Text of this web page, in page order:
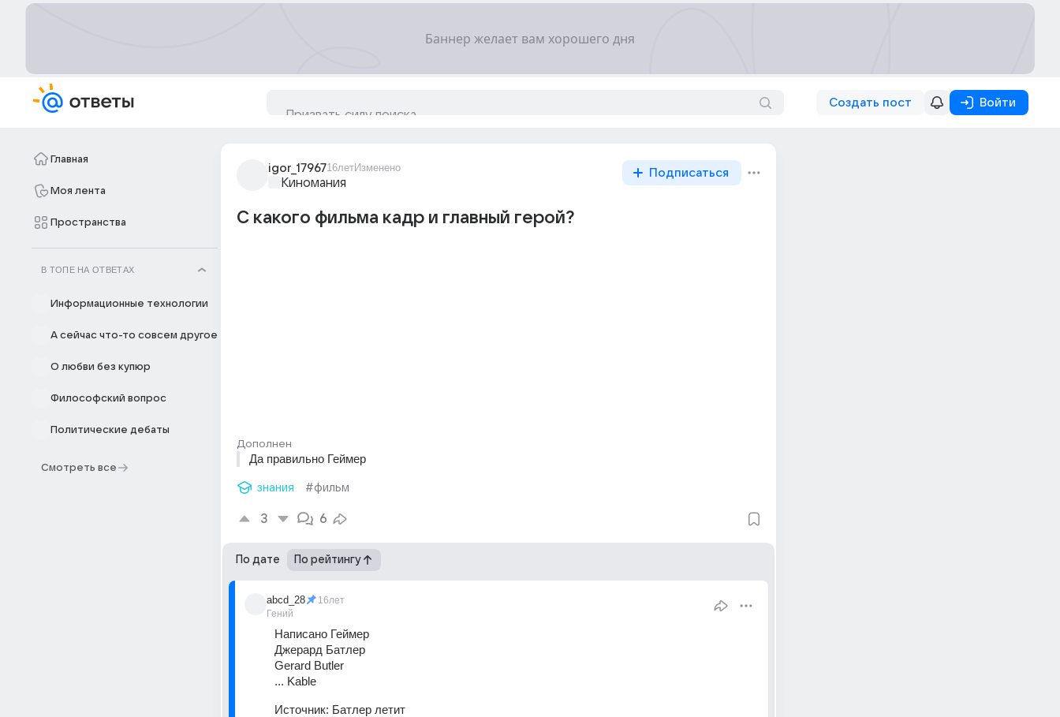
Создать пост Войти
Главная
Моя лента
Пространства
В ТОПЕ НА ОТВЕТАХ
Информационные технологии
А сейчас что-то совсем другое
О любви без купюр
Философский вопрос
Политические дебаты
Смотреть все
igor_1796716летИзменено
Киномания
Подписаться
С какого фильма кадр и главный герой?
Дополнен
Да правильно Геймер
знания #фильм
3 6
По дате По рейтингу
abcd_28
Гений
16лет
Написано Геймер
Джерард Батлер
Gerard Butler
... Kable
Источник: Батлер летит